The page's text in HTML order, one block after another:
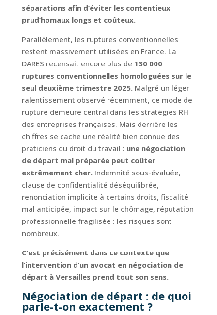
séparations afin d’éviter les contentieux
prud’homaux longs et coûteux.
Parallèlement, les ruptures conventionnelles
restent massivement utilisées en France. La
DARES recensait encore plus de 130 000
ruptures conventionnelles homologuées sur le
seul deuxième trimestre 2025.Malgré un léger
ralentissement observé récemment, ce mode de
rupture demeure central dans les stratégies RH
des entreprises françaises. Mais derrière les
chiffres se cache une réalité bien connue des
praticiens du droit du travail : une négociation
de départ mal préparée peut coûter
extrêmement cher. Indemnité sous-évaluée,
clause de confidentialité déséquilibrée,
renonciation implicite à certains droits, fiscalité
mal anticipée, impact sur le chômage, réputation
professionnelle fragilisée : les risques sont
nombreux.
C’est précisément dans ce contexte que
l’intervention d’un avocat en négociation de
départ à Versailles prend tout son sens.
Négociation de départ : de quoi
parle-t-on exactement ?